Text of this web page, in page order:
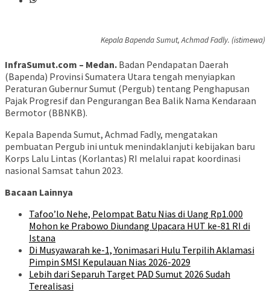
Kepala Bapenda Sumut, Achmad Fadly. (istimewa)
InfraSumut.com – Medan. Badan Pendapatan Daerah
(Bapenda) Provinsi Sumatera Utara tengah menyiapkan
Peraturan Gubernur Sumut (Pergub) tentang Penghapusan
Pajak Progresif dan Pengurangan Bea Balik Nama Kendaraan
Bermotor (BBNKB).
Kepala Bapenda Sumut, Achmad Fadly, mengatakan
pembuatan Pergub ini untuk menindaklanjuti kebijakan baru
Korps Lalu Lintas (Korlantas) RI melalui rapat koordinasi
nasional Samsat tahun 2023.
Bacaan Lainnya
Tafoo’lo Nehe, Pelompat Batu Nias di Uang Rp1.000
Mohon ke Prabowo Diundang Upacara HUT ke-81 RI di
Istana
Di Musyawarah ke-1, Yonimasari Hulu Terpilih Aklamasi
Pimpin SMSI Kepulauan Nias 2026-2029
Lebih dari Separuh Target PAD Sumut 2026 Sudah
Terealisasi